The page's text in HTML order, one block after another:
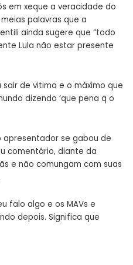
em xeque a veracidade do
palavras que a
ainda sugere que “todo
Lula não estar presente
de vitima e o máximo que
dizendo ‘que pena q o
apresentador se gabou de
comentário, diante da
e não comungam com suas
falo algo e os MAVs e
depois. Significa que